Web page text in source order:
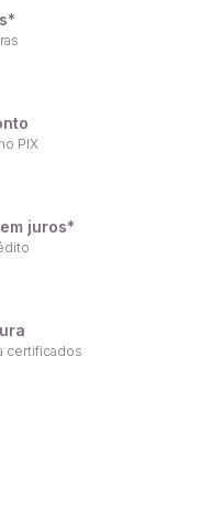
PIX
juros*
certificados